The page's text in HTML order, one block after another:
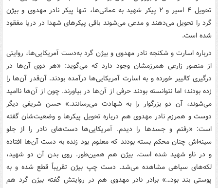
تحویل ۴ اسیر و ۲ پیکر شهید به عمانی‌ها، تنها پیکر نادر مهدوی و بیژن
گرد را تحویل می‌دهند و مدعی می‌شوند باقی پیکرهای شهدا در دریا مفقود
شده است.
درباره اسارت و شکنجه نادر مهدوی و بیژن گرد به‌دست آمریکایی‌ها، روایتی
از منصور زارعی همرزمشان وجود دارد که می‌گوید: «هر دوی آن‌ها در
درگیری کالیبر خورده و به اسارت آمریکایی‌ها درآمده بودند. آن‌قدر آن‌ها را
زده بودند؛ اما نتوانسته بودند حرفی از آن‌ها در بیاورند. چون از آن‌ها ناامید
می‌شوند، آن دو بزرگوار را به شهادت می‌رسانند.» حسن شریفی دیگر
دوست و همرزم نادر مهدوی هم درباره تحویل پیکرها و وضعیت‌شان گفته
است: «رفتم و جسدها را دیدم. آمریکایی‌ها دست‌های نادر را از جلو
سینه‌اش چنان محکم بسته بودند که معلوم بود زنده به دست آن‌ها افتاده
و در ناو شهید شده است. بیژن هم همین‌طور. روی بدن آن دو شهید،
لکه‌های سیاهی مشاهده می‌شد. دست چپ بیژن تقریباً قطع شده و به
پوستی بند بود…» برادر نادر مهدوی هم در روایتش گفته بیژن گرد هم